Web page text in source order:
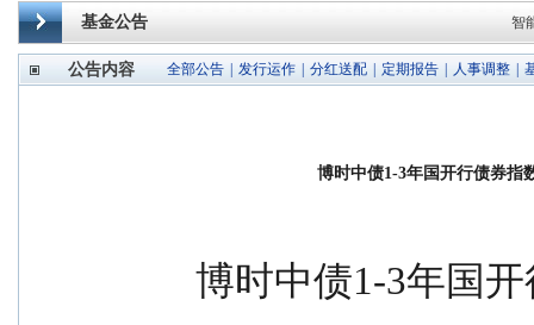
基金公告 智
公告内容 全部公告 发行运作 分红送配 定期报告 人事调整
博时中债1-3年国开行债券指
博时中债1-3年国